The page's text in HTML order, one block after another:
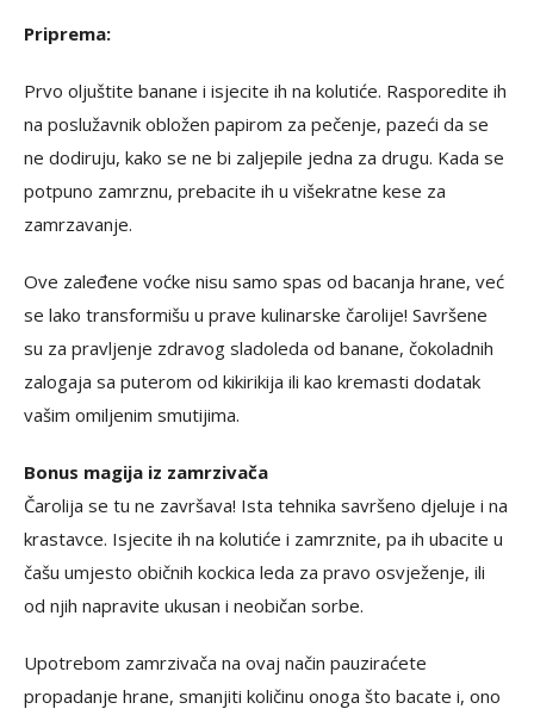
Priprema:
Prvo oljuštite banane i isjecite ih na kolutiće. Rasporedite ih
na poslužavnik obložen papirom za pečenje, pazeći da se
ne dodiruju, kako se ne bi zaljepile jedna za drugu. Kada se
potpuno zamrznu, prebacite ih u višekratne kese za
zamrzavanje.
Ove zaleđene voćke nisu samo spas od bacanja hrane, već
se lako transformišu u prave kulinarske čarolije! Savršene
su za pravljenje zdravog sladoleda od banane, čokoladnih
zalogaja sa puterom od kikirikija ili kao kremasti dodatak
vašim omiljenim smutijima.
Bonus magija iz zamrzivača
Čarolija se tu ne završava! Ista tehnika savršeno djeluje i na
krastavce. Isjecite ih na kolutiće i zamrznite, pa ih ubacite u
čašu umjesto običnih kockica leda za pravo osvježenje, ili
od njih napravite ukusan i neobičan sorbe.
Upotrebom zamrzivača na ovaj način pauziraćete
propadanje hrane, smanjiti količinu onoga što bacate i, ono